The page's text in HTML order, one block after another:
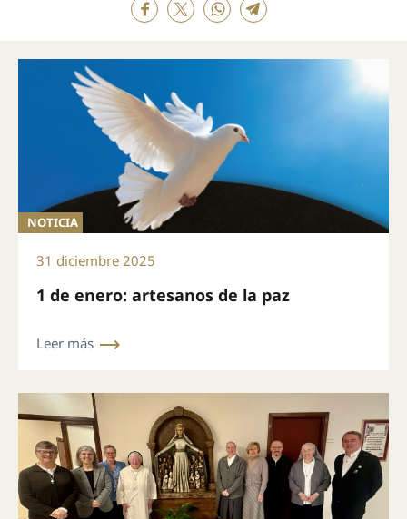
NOTICIA
31 diciembre 2025
1 de enero: artesanos de la paz
Leer más